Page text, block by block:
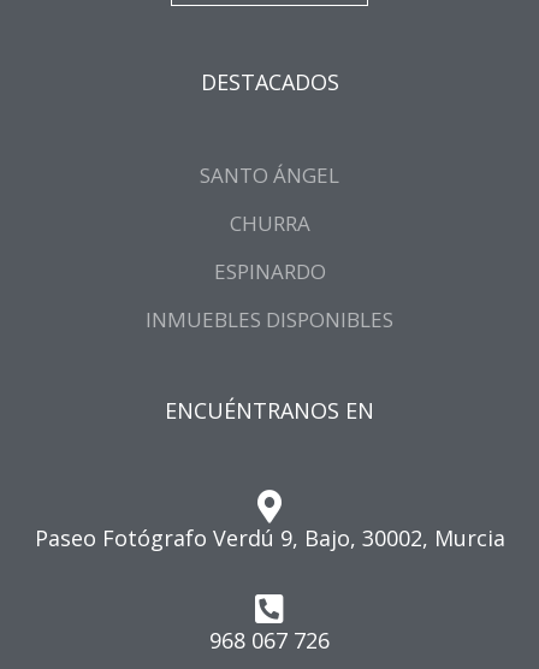
DESTACADOS
SANTO ÁNGEL
CHURRA
ESPINARDO
INMUEBLES DISPONIBLES
ENCUÉNTRANOS EN
Paseo Fotógrafo Verdú 9, Bajo, 30002, Murcia
968 067 726